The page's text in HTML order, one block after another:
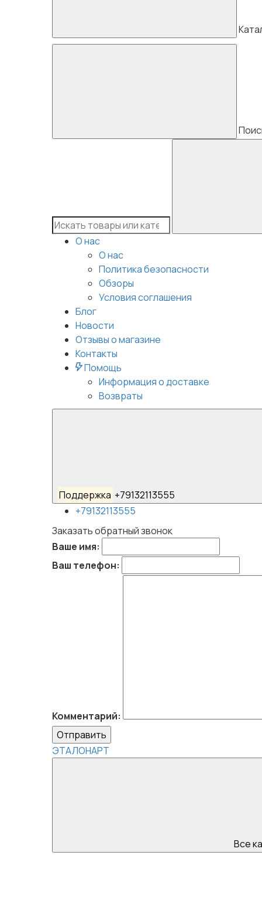
О нас
О нас
Политика безопасности
Обзоры
Условия соглашения
Блог
Новости
Отзывы о магазине
Контакты
Помощь
Информация о доставке
Возвраты
Поддержка +79132113555
+79132113555
Заказать обратный звонок
Ваше имя:
Ваш телефон:
Комментарий:
Отправить
ЭТАЛОНАРТ
Все